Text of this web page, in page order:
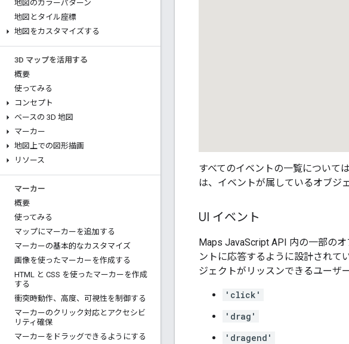
地図のカラーパターン
地図とタイル座標
地図をカスタマイズする
3D マップを活用する
概要
使ってみる
コンセプト
ベースの 3D 地図
マーカー
地図上での図形描画
リソース
マーカー
概要
使ってみる
マップにマーカーを追加する
マーカーの基本的なカスタマイズ
画像を使ったマーカーを作成する
HTML と CSS を使ったマーカーを作成
する
衝突時動作、高度、可視性を制御する
マーカーのクリック対応とアクセシビ
リティ確保
マーカーをドラッグできるようにする
すべてのイベントの一覧については
は、イベントが属しているオブジ
UI イベント
Maps JavaScript API 内の一部の
ントに応答するように設計されて
ジェクトがリッスンできるユーザ
'click'
'drag'
'dragend'